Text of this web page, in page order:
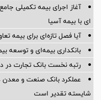
ای با بیمه آسیا
آیا فصل تازه‌ای برای بیمه
بانکداری بیمه‌ای و توسعه
رتبه نخست بانک تجارت در
عملکرد بانک صنعت و معدن
شایسته تقدیر است